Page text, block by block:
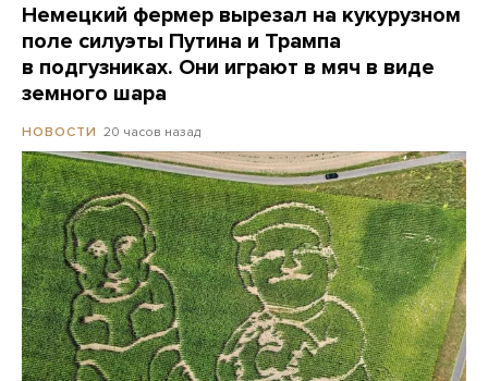
Немецкий фермер вырезал на кукурузном
поле силуэты Путина и Трампа
в подгузниках. Они играют в мяч в виде
земного шара
НОВОСТИ 20 часов назад